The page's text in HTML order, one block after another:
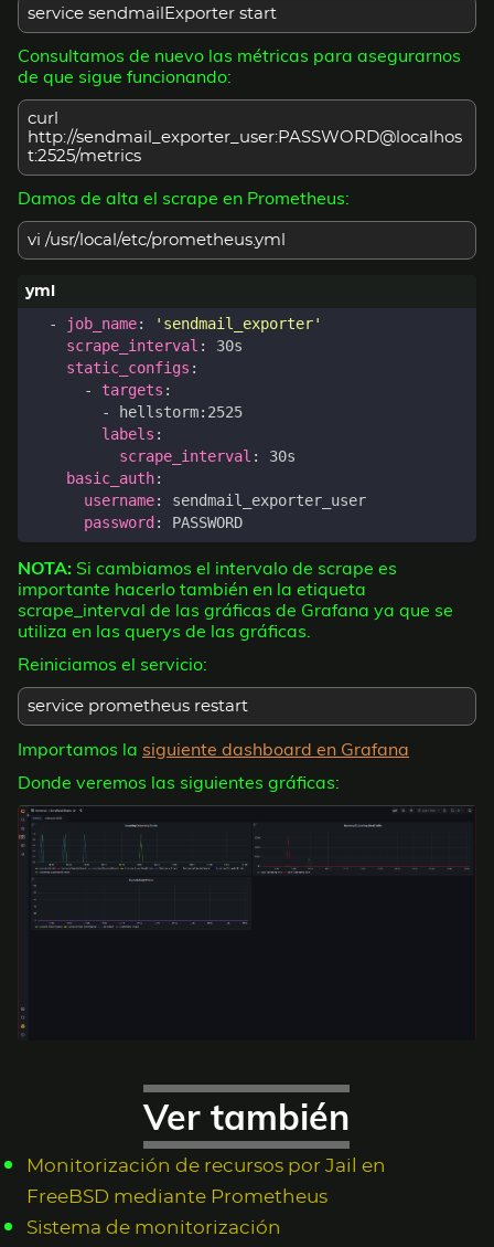
service sendmailExporter start
Consultamos de nuevo las métricas para asegurarnos
de que sigue funcionando:
curl
http://sendmail_exporter_user:PASSWORD@localhos
t:2525/metrics
Damos de alta el scrape en Prometheus:
vi /usr/local/etc/prometheus.yml
- job_name:
'sendmail_exporter'
scrape_interval :
30s
static_configs :
- targets :
-
hellstorm:2525
labels :
scrape_interval :
30s
basic_auth:
username:
sendmail_exporter_user
password : PASSWORD
NOTA: Si cambiamos el intervalo de scrape es
importante hacerlo también en la etiqueta
scrape_interval de las gráficas de Grafana ya que se
utiliza en las querys de las gráficas.
Reiniciamos el servicio:
service prometheus restart
Importamos la siguiente dashboard en Grafana
Donde veremos las siguientes gráficas:
Ver también
Monitorización de recursos por Jail en
FreeBSD mediante Prometheus
Sistema de monitorización